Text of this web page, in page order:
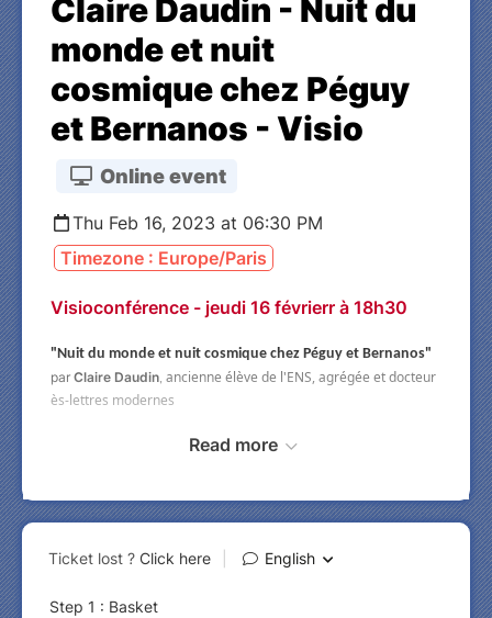
Claire Daudin - Nuit du
monde et nuit
cosmique chez Péguy
et Bernanos - Visio
Online event
Thu Feb 16, 2023 at 06:30 PM
Timezone : Europe/Paris
Visioconférence - jeudi 16 févrierr à 18h30
"Nuit du monde et nuit cosmique chez Péguy et Bernanos"
par Claire Daudin, ancienne élève de l'ENS, agrégée et docteur
ès-lettres modernes
permettra, entre autres, de bénéficier dudemi-
Culture et Foi / Paris :
cliquez ici.
Read more